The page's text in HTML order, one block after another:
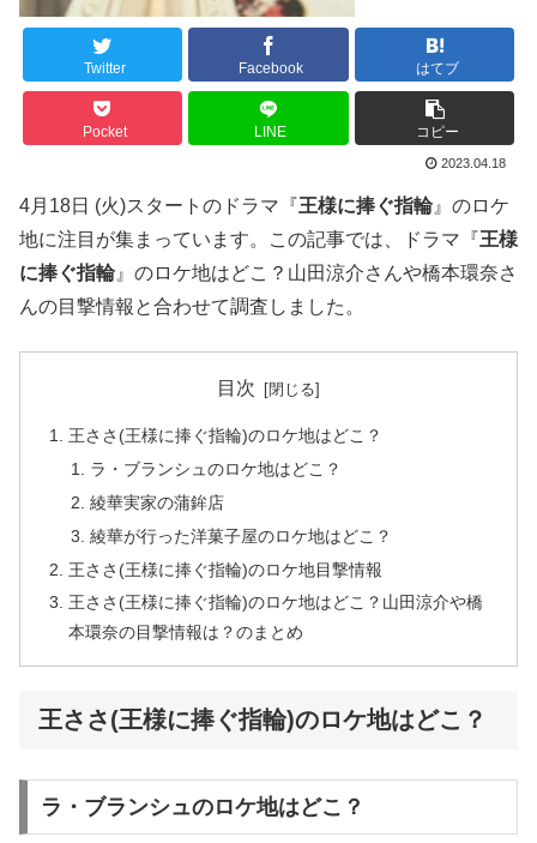
Twitter Facebook はてブ
Pocket LINE コピー
2023.04.18
4月18日 (火)スタートのドラマ『王様に捧ぐ指輪』のロケ
地に注目が集まっています。この記事では、ドラマ『王様
に捧ぐ指輪』のロケ地はどこ？山田涼介さんや橋本環奈さ
んの目撃情報と合わせて調査しました。
目次
王ささ(王様に捧ぐ指輪)のロケ地はどこ？
ラ・ブランシュのロケ地はどこ？
綾華実家の蒲鉾店
綾華が行った洋菓子屋のロケ地はどこ？
王ささ(王様に捧ぐ指輪)のロケ地目撃情報
王ささ(王様に捧ぐ指輪)のロケ地はどこ？山田涼介や橋
本環奈の目撃情報は？のまとめ
王ささ(王様に捧ぐ指輪)のロケ地はどこ？
ラ・ブランシュのロケ地はどこ？